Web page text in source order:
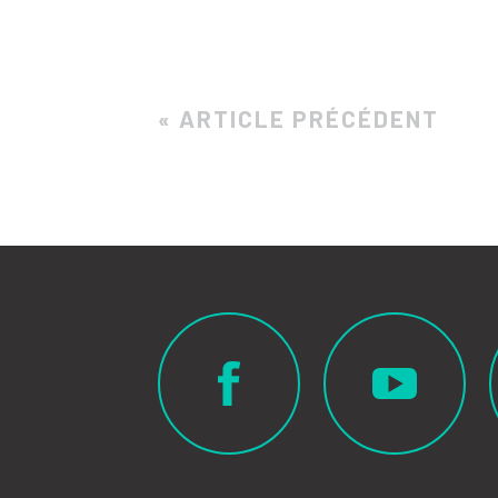
« ARTICLE PRÉCÉDENT